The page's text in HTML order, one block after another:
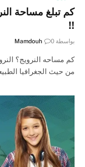
كم تبلغ مساحة
!!
بواسطة Mamdouh 0
كم مساحه النرويج؟
من حيث الجغرافيا